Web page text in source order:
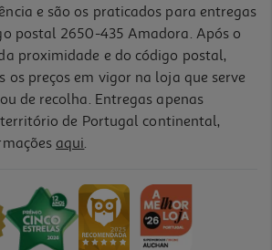
4.7
Multi-Device Branco
e são os praticados para entregas
postal 2650-435 Amadora. Após o
proximidade e do código postal,
os preços em vigor na loja que serve
de recolha. Entregas apenas
de Portugal continental,
aqui.